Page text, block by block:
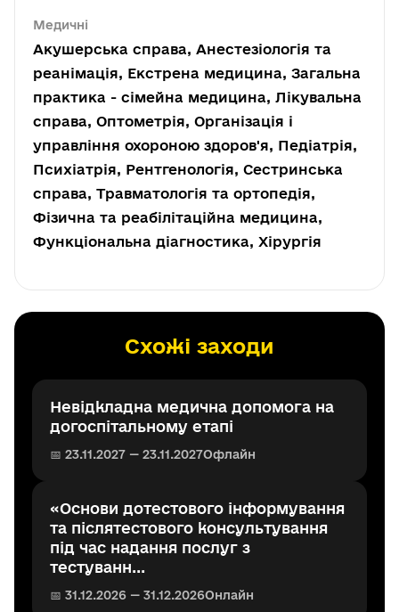
Медичні
Акушерська справа, Анестезіологія та
реанімація, Екстрена медицина, Загальна
практика - сімейна медицина, Лікувальна
справа, Оптометрія, Організація і
управління охороною здоров'я, Педіатрія,
Психіатрія, Рентгенологія, Сестринська
справа, Травматологія та ортопедія,
Фізична та реабілітаційна медицина,
Функціональна діагностика, Хірургія
Схожі заходи
Невідкладна медична допомога на
догоспітальному етапі
📅 23.11.2027 — 23.11.2027Офлайн
«Основи дотестового інформування
та післятестового консультування
під час надання послуг з
тестуванн...
📅 31.12.2026 — 31.12.2026Онлайн